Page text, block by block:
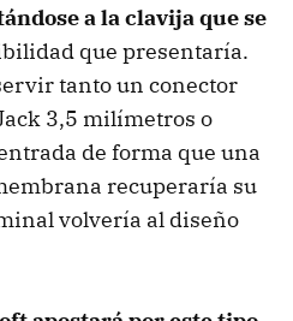
a la clavija que se
que presentaría.
tanto un conector
3,5 milímetros o
de forma que una
recuperaría su
volvería al diseño